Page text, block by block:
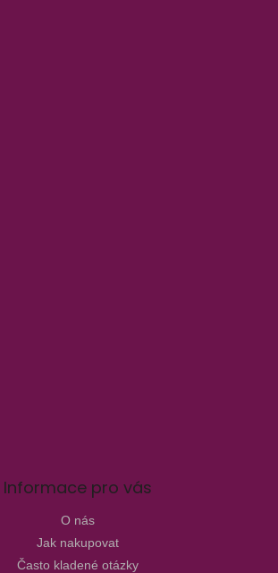
Informace pro vás
O nás
Jak nakupovat
Často kladené otázky